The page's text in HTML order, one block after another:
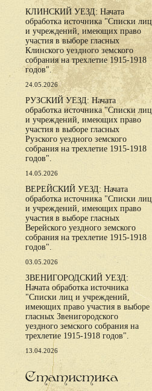
КЛИНСКИЙ УЕЗД: Начата
обработка источника "Списки лиц
и учреждений, имеющих право
участия в выборе гласных
Клинского уездного земского
собрания на трехлетие 1915-1918
годов".
24.05.2026
РУЗСКИЙ УЕЗД: Начата
обработка источника "Списки лиц
и учреждений, имеющих право
участия в выборе гласных
Рузского уездного земского
собрания на трехлетие 1915-1918
годов".
14.05.2026
ВЕРЕЙСКИЙ УЕЗД: Начата
обработка источника "Списки лиц
и учреждений, имеющих право
участия в выборе гласных
Верейского уездного земского
собрания на трехлетие 1915-1918
годов".
03.05.2026
ЗВЕНИГОРОДСКИЙ УЕЗД:
Начата обработка источника
"Списки лиц и учреждений,
имеющих право участия в выборе
гласных Звенигородского
уездного земского собрания на
трехлетие 1915-1918 годов".
13.04.2026
Статистика